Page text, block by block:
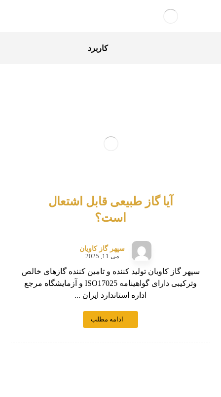
کاربرد
آیا گاز طبیعی قابل اشتعال
است؟
سپهر گاز کاویان
می 11, 2025
سپهر گاز کاویان تولید کننده و تامین کننده گازهای خالص
وترکیبی دارای گواهینامه ISO17025 و آزمایشگاه مرجع
اداره استاندارد ایران ...
ادامه مطلب